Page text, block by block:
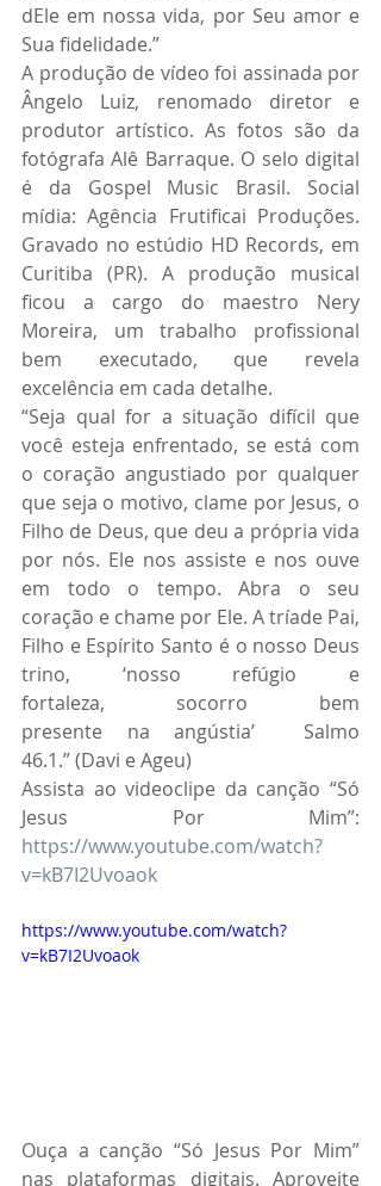
dEle em nossa vida, por Seu amor e
Sua fidelidade.”
A produção de vídeo foi assinada por
Ângelo Luiz, renomado diretor e
produtor artístico. As fotos são da
fotógrafa Alê Barraque. O selo digital
é da Gospel Music Brasil. Social
mídia: Agência Frutificai Produções.
Gravado no estúdio HD Records, em
Curitiba (PR). A produção musical
ficou a cargo do maestro Nery
Moreira, um trabalho profissional
bem executado, que revela
excelência em cada detalhe.
“Seja qual for a situação difícil que
você esteja enfrentado, se está com
o coração angustiado por qualquer
que seja o motivo, clame por Jesus, o
Filho de Deus, que deu a própria vida
por nós. Ele nos assiste e nos ouve
em todo o tempo. Abra o seu
coração e chame por Ele. A tríade Pai,
Filho e Espírito Santo é o nosso Deus
trino, ‘nosso refúgio e
fortaleza, socorro bem
presente na angústia’  Salmo
46.1.” (Davi e Ageu)
Assista ao videoclipe da canção “Só
https://www.youtube.com/watch?
v=kB7I2Uvoaok
https://www.youtube.com/watch?
v=kB7I2Uvoaok
Ouça a canção “Só Jesus Por Mim”
nas plataformas digitais. Aproveite